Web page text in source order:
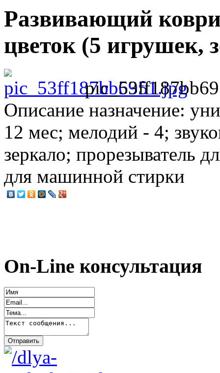
Развивающий
цветок (5 игрушек,
Описание назначение:
12 мес; мелодий - 4;
зеркало; прорезыватель
для машинной стирки
On-Line консультация